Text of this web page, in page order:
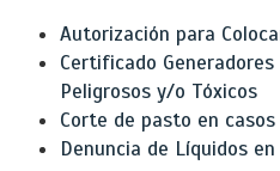
Autorización para
Certificado Generadores
Peligrosos y/o Tóxicos
Corte de pasto en
Denuncia de Líquidos